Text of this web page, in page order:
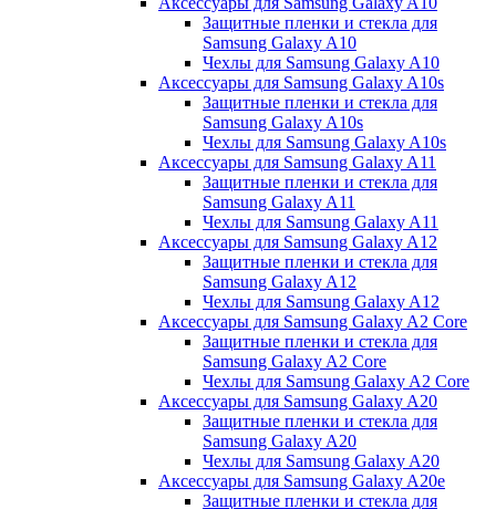
Защитные пленки и стекла для
Samsung Galaxy A10
Чехлы для Samsung Galaxy A10
Аксессуары для Samsung Galaxy A10s
Защитные пленки и стекла для
Samsung Galaxy A10s
Чехлы для Samsung Galaxy A10s
Аксессуары для Samsung Galaxy A11
Защитные пленки и стекла для
Samsung Galaxy A11
Чехлы для Samsung Galaxy A11
Аксессуары для Samsung Galaxy A12
Защитные пленки и стекла для
Samsung Galaxy A12
Чехлы для Samsung Galaxy A12
Аксессуары для Samsung Galaxy A2 Core
Защитные пленки и стекла для
Samsung Galaxy A2 Core
Чехлы для Samsung Galaxy A2 Core
Аксессуары для Samsung Galaxy A20
Защитные пленки и стекла для
Samsung Galaxy A20
Чехлы для Samsung Galaxy A20
Аксессуары для Samsung Galaxy A20e
Защитные пленки и стекла для